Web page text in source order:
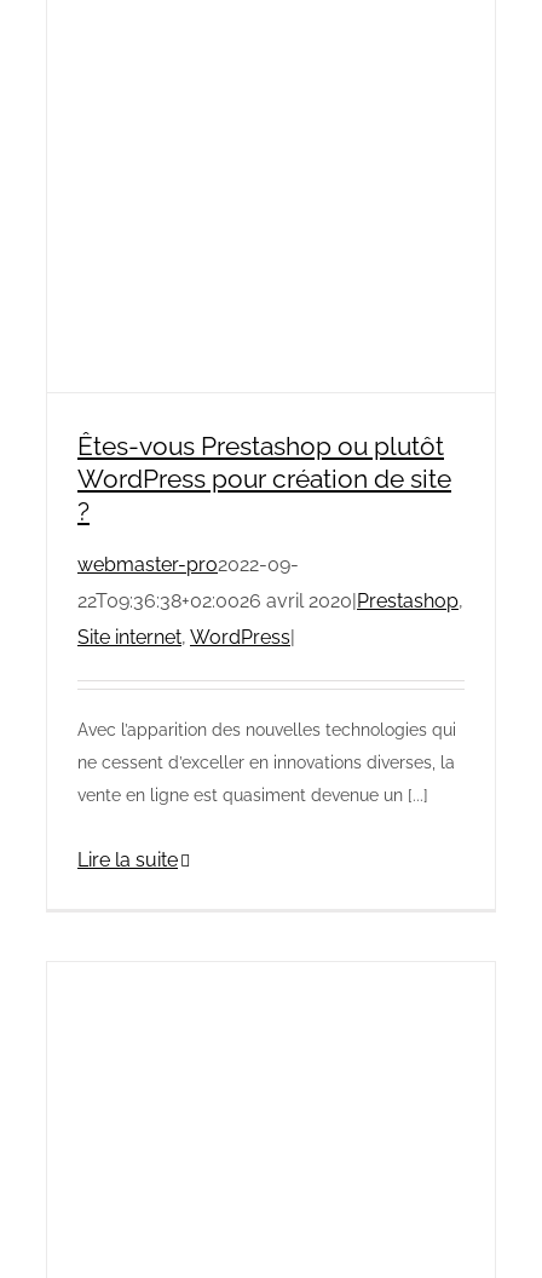
Êtes-vous Prestashop ou plutôt
WordPress pour création de site
?
webmaster-pro2022-09-
22T09:36:38+02:0026 avril 2020|Prestashop,
Site internet, WordPress|
Avec l’apparition des nouvelles technologies qui
ne cessent d’exceller en innovations diverses, la
vente en ligne est quasiment devenue un [...]
Lire la suite